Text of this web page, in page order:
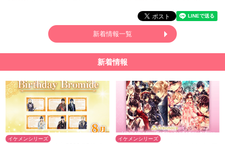
新着情報一覧
新着情報
イケメンシリーズ イケメンシリーズ